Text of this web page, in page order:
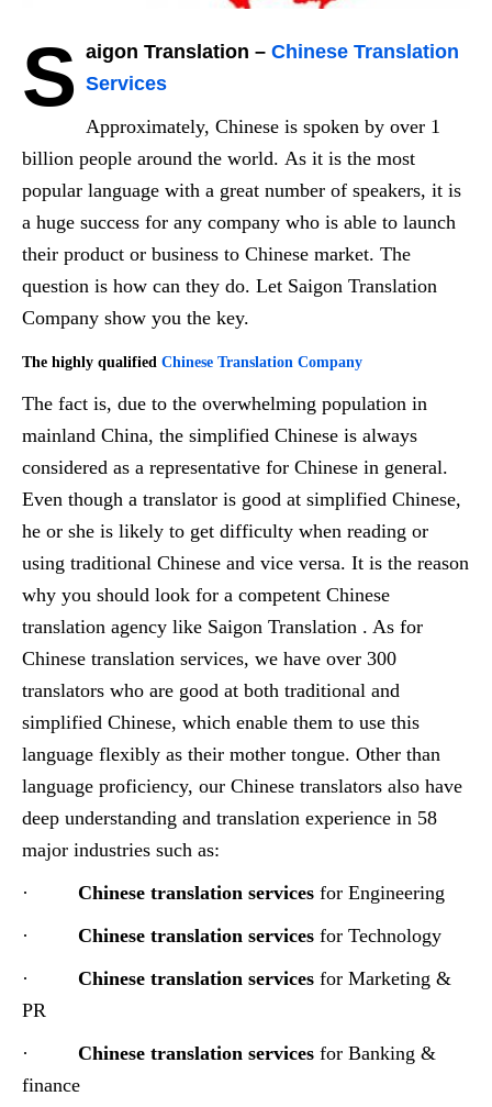
S aigon Translation – Chinese Translation
Services
Approximately, Chinese is spoken by over 1
billion people around the world. As it is the most
popular language with a great number of speakers, it is
a huge success for any company who is able to launch
their product or business to Chinese market. The
question is how can they do. Let Saigon Translation
Company show you the key.
The highly qualified Chinese Translation Company
The fact is, due to the overwhelming population in
mainland China, the simplified Chinese is always
considered as a representative for Chinese in general.
Even though a translator is good at simplified Chinese,
he or she is likely to get difficulty when reading or
using traditional Chinese and vice versa. It is the reason
why you should look for a competent Chinese
translation agency like Saigon Translation . As for
Chinese translation services, we have over 300
translators who are good at both traditional and
simplified Chinese, which enable them to use this
language flexibly as their mother tongue. Other than
language proficiency, our Chinese translators also have
deep understanding and translation experience in 58
major industries such as:
· Chinese translation services for Engineering
· Chinese translation services for Technology
· Chinese translation services for Marketing &
PR
· Chinese translation services for Banking &
finance